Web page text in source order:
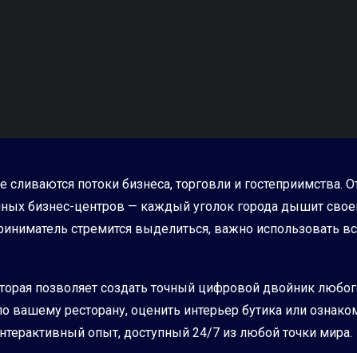
сливаются потоки бизнеса, торговли и
бизнес-центров — каждый уголок города дышит
стремится выделиться, важно использовать
позволяет создать точный цифровой двойник
вашему ресторану, оценить интерьер бутика или
опыт, доступный 24/7 из любой точки мира.